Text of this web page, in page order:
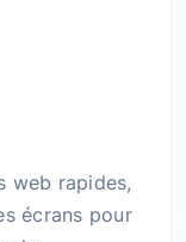
web rapides,
écrans pour